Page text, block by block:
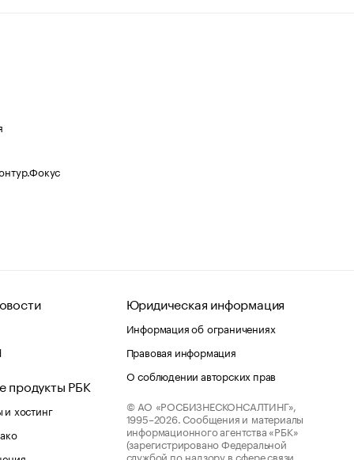
продукты РБК
хостинг
Юридическая информация
Информация об ограничениях
Правовая информация
О соблюдении авторских прав
© АО «РОСБИЗНЕСКОНСАЛТИНГ»,
1995–2026. Сообщения и материалы
информационного агентства «РБК»
(зарегистрировано Федеральной
службой по надзору в сфере связи,